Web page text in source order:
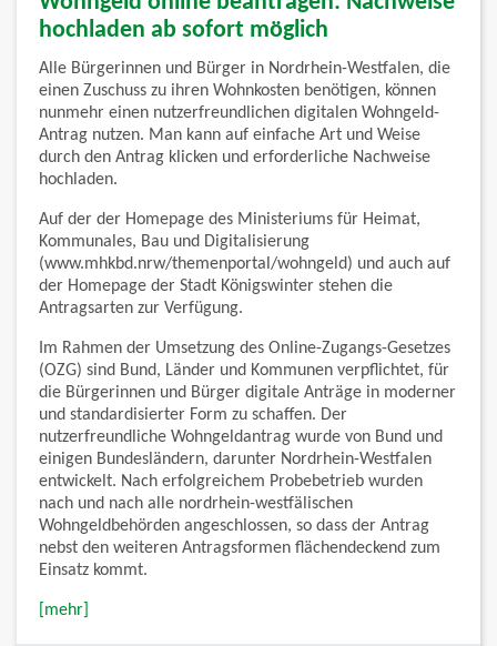
hochladen ab sofort möglich
Alle Bürgerinnen und Bürger in Nordrhein-Westfalen, die
einen Zuschuss zu ihren Wohnkosten benötigen, können
nunmehr einen nutzerfreundlichen digitalen Wohngeld-
Antrag nutzen. Man kann auf einfache Art und Weise
durch den Antrag klicken und erforderliche Nachweise
hochladen.
Auf der der Homepage des Ministeriums für Heimat,
Kommunales, Bau und Digitalisierung
(www.mhkbd.nrw/themenportal/wohngeld) und auch auf
der Homepage der Stadt Königswinter stehen die
Antragsarten zur Verfügung.
Im Rahmen der Umsetzung des Online-Zugangs-Gesetzes
(OZG) sind Bund, Länder und Kommunen verpflichtet, für
die Bürgerinnen und Bürger digitale Anträge in moderner
und standardisierter Form zu schaffen. Der
nutzerfreundliche Wohngeldantrag wurde von Bund und
einigen Bundesländern, darunter Nordrhein-Westfalen
entwickelt. Nach erfolgreichem Probebetrieb wurden
nach und nach alle nordrhein-westfälischen
Wohngeldbehörden angeschlossen, so dass der Antrag
nebst den weiteren Antragsformen flächendeckend zum
Einsatz kommt.
[mehr]